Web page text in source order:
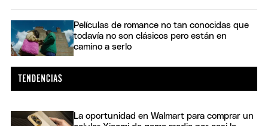
Películas de romance no tan conocidas que
todavía no son clásicos pero están en
camino a serlo
La oportunidad en Walmart para comprar un